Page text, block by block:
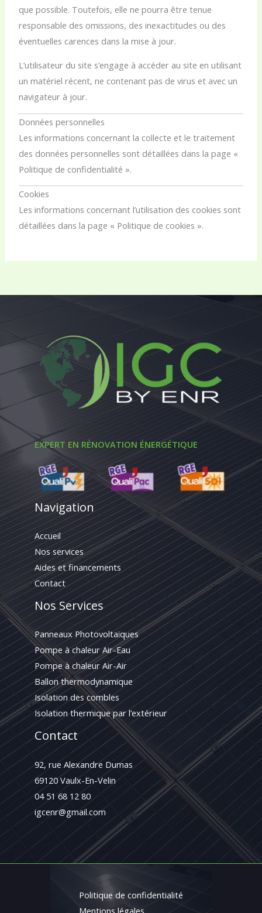
que possible. Toutefois, elle ne pourra être tenue
responsable des omissions, des inexactitudes ou des
éventuelles carences dans la mise à jour.
L’utilisateur du site s’engage à accéder au site en utilisant
un matériel récent, ne contenant pas de virus et avec un
navigateur à jour.
Données personnelles
Les informations concernant la collecte et le traitement
des données personnelles sont détaillées dans la page «
Politique de confidentialité ».
Cookies
Les informations concernant l’utilisation des cookies sont
détaillées dans la page « Politique de cookies ».
EXPERT EN RÉNOVATION ÉNERGÉTIQUE
Navigation
Accueil
Nos services
Aides et financements
Contact
Nos Services
Panneaux Photovoltaïques
Pompe à chaleur Air-Eau
Pompe à chaleur Air-Air
Ballon thermodynamique
Isolation des combles
Isolation thermique par l’extérieur
Contact
92, rue Alexandre Dumas
69120 Vaulx-En-Velin
04 51 68 12 80
igcenr@gmail.com
Politique de confidentialité
Mentions légales